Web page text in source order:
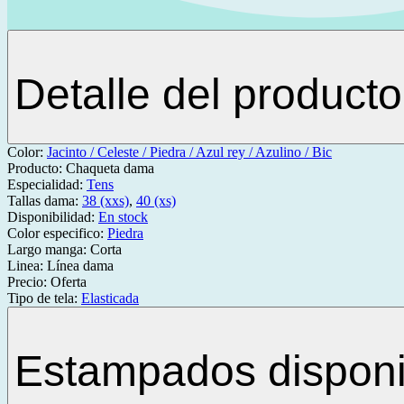
Detalle del producto
Color: Jacinto / Celeste / Piedra / Azul rey / Azulino / Bic
Producto: Chaqueta dama
Especialidad: Tens
Tallas dama: 38 (xxs), 40 (xs)
Disponibilidad: En stock
Color especifico: Piedra
Largo manga: Corta
Linea: Línea dama
Precio: Oferta
Tipo de tela: Elasticada
Estampados